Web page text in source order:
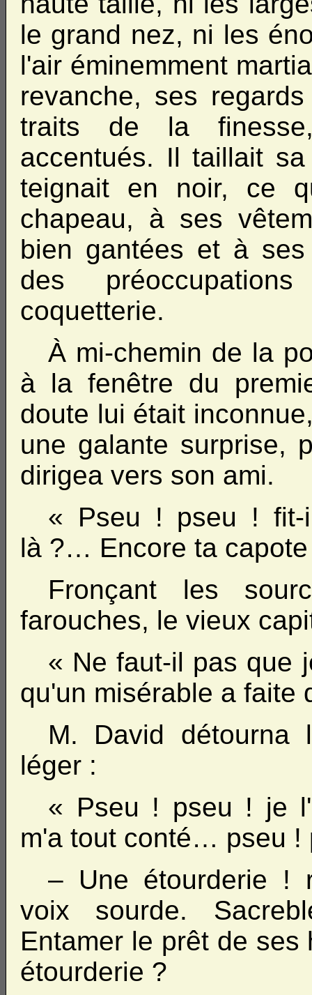
le grand nez, ni les
l'air éminemment
revanche, ses
traits de la
accentués. Il taillait
teignait en noir, ce
chapeau, à ses
bien gantées et à
des
coquetterie.
À mi-chemin de la
à la fenêtre du
doute lui était
une galante surprise,
dirigea vers son ami.
« Pseu ! pseu ! fit-
là ?… Encore ta
Fronçant les
farouches, le vieux
« Ne faut-il pas que
qu'un misérable a faite
M. David
léger :
« Pseu ! pseu ! je
m'a tout conté… pseu !
– Une étourderie !
voix sourde.
Entamer le prêt de
étourderie ?